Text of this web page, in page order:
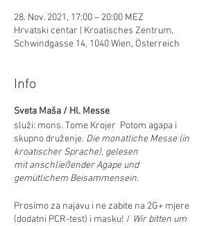
28. Nov. 2021, 17:00 – 20:00 MEZ
Hrvatski centar | Kroatisches Zentrum,
Schwindgasse 14, 1040 Wien, Österreich
Info
Sveta Maša / Hl. Messe
služi: mons. Tome Krojer Potom agapa i
skupno druženje. Die monatliche Messe (in
kroatischer Sprache), gelesen
mit anschließender Agape und
gemütlichem Beisammensein.
Prosimo za najavu i ne zabite na 2G+ mjere
(dodatni PCR-test) i masku! / Wir bitten um